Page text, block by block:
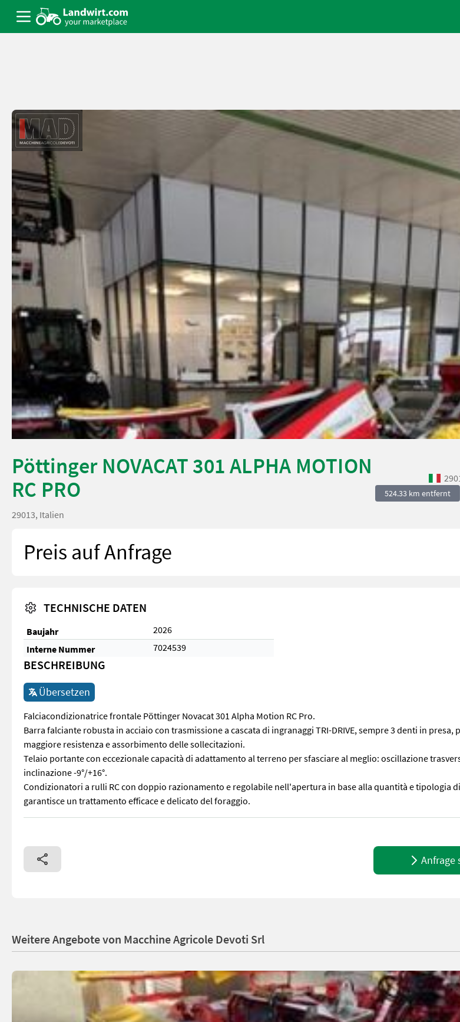
Pöttinger NOVACAT 301 ALPHA MOTION
RC PRO
524.33 km entfernt
29013, Italien
Preis auf Anfrage
TECHNISCHE DATEN
Baujahr
2026
Interne Nummer
7024539
BESCHREIBUNG
Übersetzen
Falciacondizionatrice frontale Pöttinger Novacat 301 Alpha Motion RC Pro.
Barra falciante robusta in acciaio con trasmissione a cascata di ingranaggi TRI-DRIVE, sempre 3 denti in presa,
maggiore resistenza e assorbimento delle sollecitazioni.
Telaio portante con eccezionale capacità di adattamento al terreno per sfasciare al meglio: oscillazione
inclinazione -9°/+16°.
Condizionatori a rulli RC con doppio razionamento e regolabile nell'apertura in base alla quantità e tipologia
garantisce un trattamento efficace e delicato del foraggio.
Falciacondizionatrice frontale Pöttinger Novacat 301 Alpha Motion RC Pro. Barra falciante robusta in acciaio
Anfrage
Weitere Angebote von Macchine Agricole Devoti Srl